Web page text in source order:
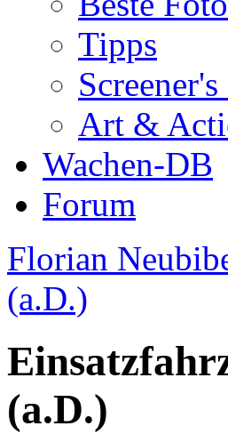
Tipps
Art &
Wachen-DB
Forum
Florian
(a.D.)
(a.D.)